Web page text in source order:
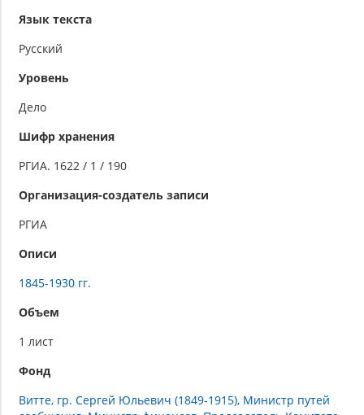
Язык текста
Русский
Уровень
Дело
Шифр хранения
РГИА. 1622 / 1 / 190
Организация-создатель записи
РГИА
Описи
1845-1930 гг.
Объем
1 лист
Фонд
Витте, гр. Сергей Юльевич (1849-1915), Министр путей